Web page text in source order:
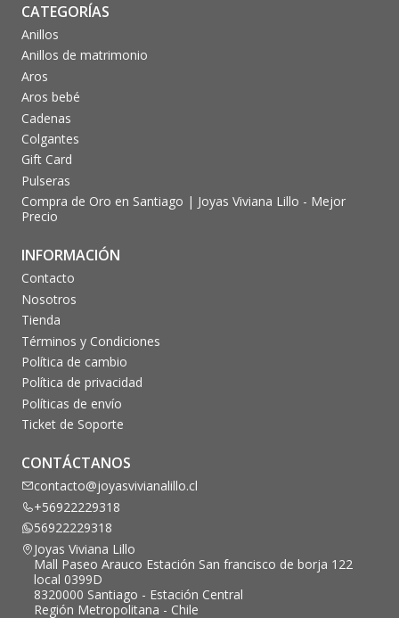
CATEGORÍAS
Anillos
Anillos de matrimonio
Aros
Aros bebé
Cadenas
Colgantes
Gift Card
Pulseras
Compra de Oro en Santiago | Joyas Viviana Lillo - Mejor
Precio
INFORMACIÓN
Contacto
Nosotros
Tienda
Términos y Condiciones
Política de cambio
Política de privacidad
Políticas de envío
Ticket de Soporte
CONTÁCTANOS
contacto@joyasvivianalillo.cl
+56922229318
56922229318
Joyas Viviana Lillo
Mall Paseo Arauco Estación San francisco de borja 122
local 0399D
8320000 Santiago - Estación Central
Región Metropolitana - Chile